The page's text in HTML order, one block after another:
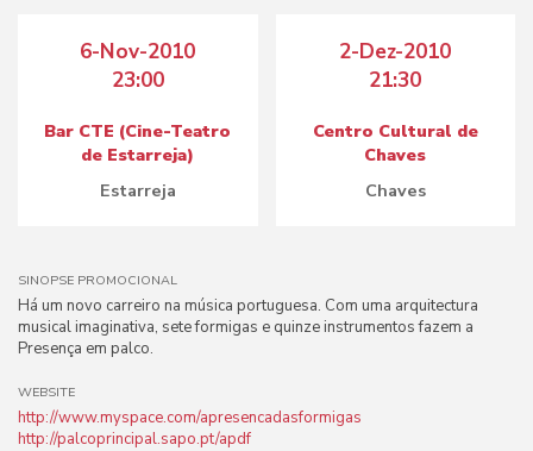
6-Nov-2010
23:00
Bar CTE (Cine-Teatro
de Estarreja)
Estarreja
2-Dez-2010
21:30
Centro Cultural de
Chaves
Chaves
SINOPSE PROMOCIONAL
Há um novo carreiro na música portuguesa. Com uma arquitectura
musical imaginativa, sete formigas e quinze instrumentos fazem a
Presença em palco.
WEBSITE
http://www.myspace.com/apresencadasformigas
http://palcoprincipal.sapo.pt/apdf